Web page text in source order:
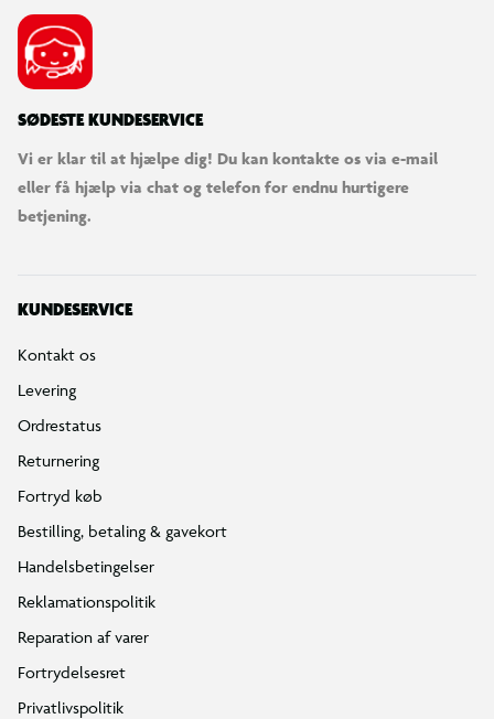
SØDESTE KUNDESERVICE
Vi er klar til at hjælpe dig! Du kan kontakte os via e-mail
eller få hjælp via chat og telefon for endnu hurtigere
betjening.
KUNDESERVICE
Kontakt os
Levering
Ordrestatus
Returnering
Fortryd køb
Bestilling, betaling & gavekort
Handelsbetingelser
Reklamationspolitik
Reparation af varer
Fortrydelsesret
Privatlivspolitik